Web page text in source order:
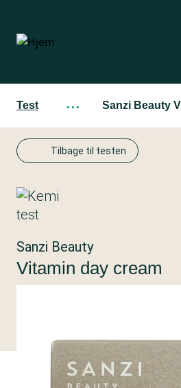
hovedindhold
Test ··· Sanzi Beauty
Tilbage til testen
Sanzi Beauty
Vitamin day cream